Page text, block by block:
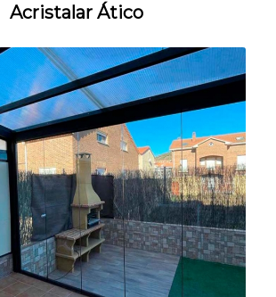
Acristalar Ático